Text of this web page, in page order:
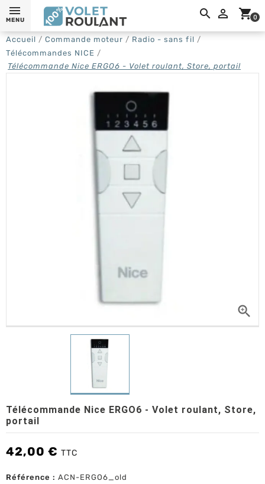
 shopping_cart0
MENU
Accueil Commande moteur
Radio - sans fil
Télécommandes NICE
Télécommande Nice ERGO6 - Volet roulant, Store, portail

Télécommande Nice ERGO6 - Volet roulant, Store,
portail
42,00 € TTC
Référence : ACN-ERGO6_old